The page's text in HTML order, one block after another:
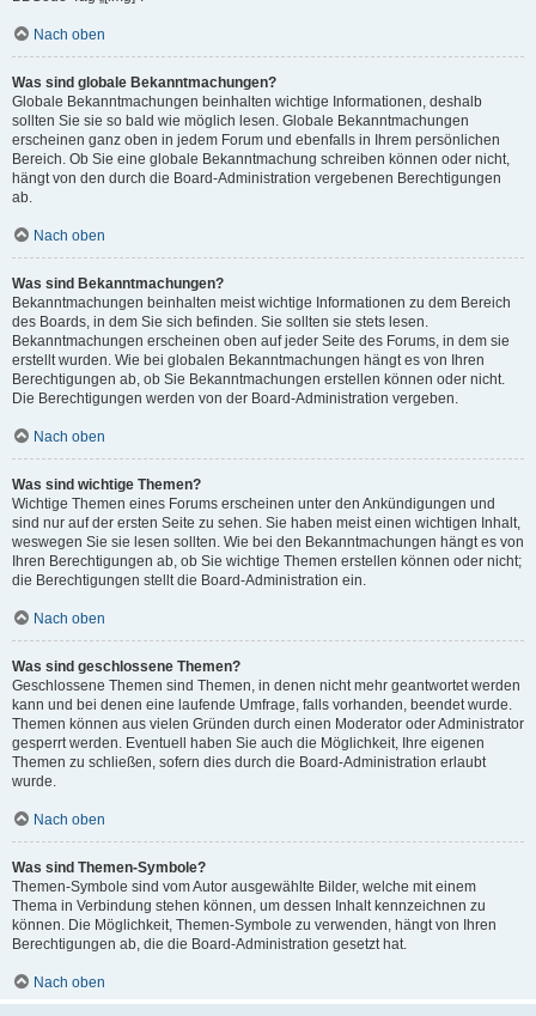
Nach oben
Was sind globale Bekanntmachungen?
Globale Bekanntmachungen beinhalten wichtige Informationen, deshalb
sollten Sie sie so bald wie möglich lesen. Globale Bekanntmachungen
erscheinen ganz oben in jedem Forum und ebenfalls in Ihrem persönlichen
Bereich. Ob Sie eine globale Bekanntmachung schreiben können oder nicht,
hängt von den durch die Board-Administration vergebenen Berechtigungen
ab.
Nach oben
Was sind Bekanntmachungen?
Bekanntmachungen beinhalten meist wichtige Informationen zu dem Bereich
des Boards, in dem Sie sich befinden. Sie sollten sie stets lesen.
Bekanntmachungen erscheinen oben auf jeder Seite des Forums, in dem sie
erstellt wurden. Wie bei globalen Bekanntmachungen hängt es von Ihren
Berechtigungen ab, ob Sie Bekanntmachungen erstellen können oder nicht.
Die Berechtigungen werden von der Board-Administration vergeben.
Nach oben
Was sind wichtige Themen?
Wichtige Themen eines Forums erscheinen unter den Ankündigungen und
sind nur auf der ersten Seite zu sehen. Sie haben meist einen wichtigen Inhalt,
weswegen Sie sie lesen sollten. Wie bei den Bekanntmachungen hängt es von
Ihren Berechtigungen ab, ob Sie wichtige Themen erstellen können oder nicht;
die Berechtigungen stellt die Board-Administration ein.
Nach oben
Was sind geschlossene Themen?
Geschlossene Themen sind Themen, in denen nicht mehr geantwortet werden
kann und bei denen eine laufende Umfrage, falls vorhanden, beendet wurde.
Themen können aus vielen Gründen durch einen Moderator oder Administrator
gesperrt werden. Eventuell haben Sie auch die Möglichkeit, Ihre eigenen
Themen zu schließen, sofern dies durch die Board-Administration erlaubt
wurde.
Nach oben
Was sind Themen-Symbole?
Themen-Symbole sind vom Autor ausgewählte Bilder, welche mit einem
Thema in Verbindung stehen können, um dessen Inhalt kennzeichnen zu
können. Die Möglichkeit, Themen-Symbole zu verwenden, hängt von Ihren
Berechtigungen ab, die die Board-Administration gesetzt hat.
Nach oben